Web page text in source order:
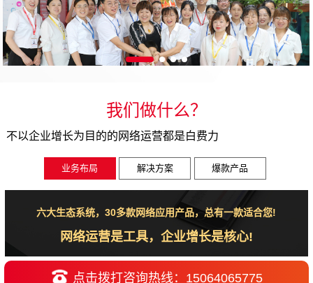
我们做什么？
不以企业增长为目的的网络运营都是白费力
业务布局 解决方案 爆款产品
六大生态系统，30多款网络应用产品，总有一款适合您!
网络运营是工具，企业增长是核心!
点击拨打咨询热线：15064065775